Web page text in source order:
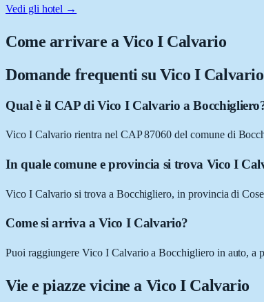
Vedi gli hotel →
Come arrivare aVico I Calvario
Domande frequenti su Vico I Calvario
Qual è il CAP di Vico I Calvario a
Vico I Calvario rientra nel CAP 87060 del comune di
In quale comune e provincia si trova Vico I
Vico I Calvario si trova a Bocchigliero, in provincia di
Come si arriva a Vico I Calvario?
Puoi raggiungere Vico I Calvario a Bocchigliero in auto, a
Vie e piazze vicine a Vico I Calvario